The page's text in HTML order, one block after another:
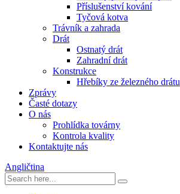
Příslušenství kování
Tyčová kotva
Trávník a zahrada
Drát
Ostnatý drát
Zahradní drát
Konstrukce
Hřebíky ze železného drátu
Zprávy
Časté dotazy
O nás
Prohlídka továrny
Kontrola kvality
Kontaktujte nás
Angličtina